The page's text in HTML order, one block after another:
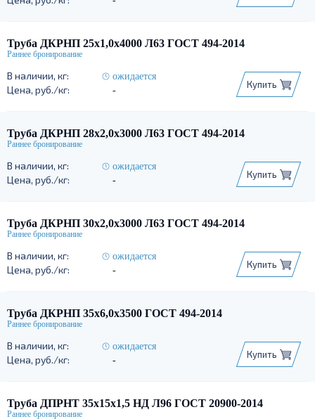
Труба ДКРНП 25х1,0х4000 Л63 ГОСТ 494-2014
ожидается
-
Купить
Труба ДКРНП 28х2,0х3000 Л63 ГОСТ 494-2014
ожидается
-
Купить
Труба ДКРНП 30х2,0х3000 Л63 ГОСТ 494-2014
ожидается
-
Купить
Труба ДКРНП 35х6,0х3500 ГОСТ 494-2014
ожидается
-
Купить
Труба ДПРНТ 35х15х1,5 НД Л96 ГОСТ 20900-2014